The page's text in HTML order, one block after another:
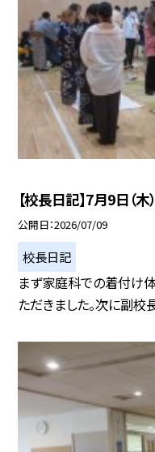
【校長日記】7月9日（
公開日 2026/07/09
校長日記
まず家庭科での着付け
ただきました。次に副校